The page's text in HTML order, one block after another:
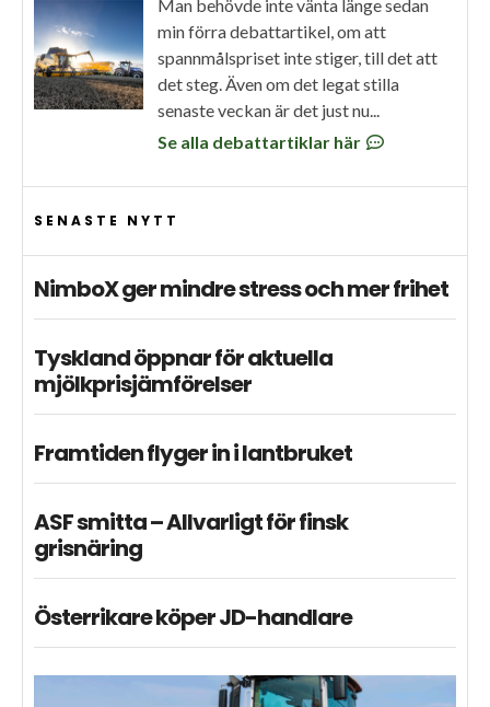
Man behövde inte vänta länge sedan
min förra debattartikel, om att
spannmålspriset inte stiger, till det att
det steg. Även om det legat stilla
senaste veckan är det just nu...
Se alla debattartiklar här
SENASTE NYTT
NimboX ger mindre stress och mer frihet
Tyskland öppnar för aktuella
mjölkprisjämförelser
Framtiden flyger in i lantbruket
ASF smitta – Allvarligt för finsk
grisnäring
Österrikare köper JD-handlare